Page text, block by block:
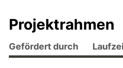
Projektrahmen
Gefördert durch